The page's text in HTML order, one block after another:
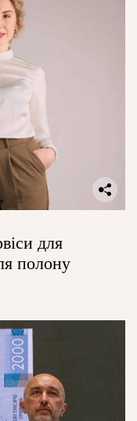
для
полону